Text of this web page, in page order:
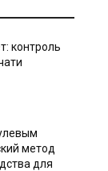
контроль
метод
для